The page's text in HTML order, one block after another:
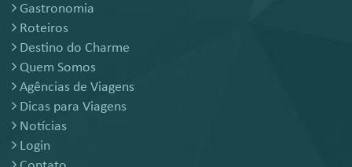
Gastronomia
Roteiros
Destino do Charme
Quem Somos
Agências de Viagens
Dicas para Viagens
Notícias
Login